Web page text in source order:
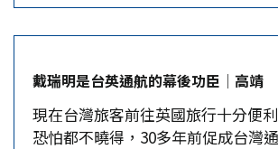
戴瑞明是台英通航的幕後功臣│高靖
現在台灣旅客前往英國旅行十分便
恐怕都不曉得，30多年前促成台灣